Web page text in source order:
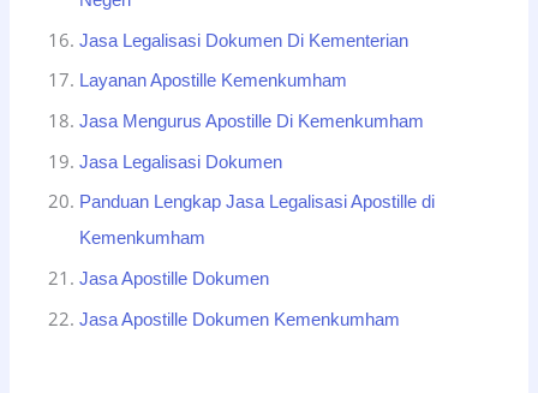
Jasa Legalisasi Dokumen Di Kementerian
Layanan Apostille Kemenkumham
Jasa Mengurus Apostille Di Kemenkumham
Jasa Legalisasi Dokumen
Panduan Lengkap Jasa Legalisasi Apostille di
Kemenkumham
Jasa Apostille Dokumen
Jasa Apostille Dokumen Kemenkumham